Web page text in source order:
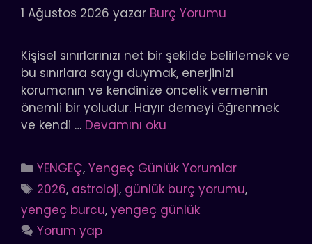
1 Ağustos 2026 yazar Burç Yorumu
Kişisel sınırlarınızı net bir şekilde belirlemek ve
bu sınırlara saygı duymak, enerjinizi
korumanın ve kendinize öncelik vermenin
önemli bir yoludur. Hayır demeyi öğrenmek
ve kendi … Devamını oku
Kategoriler
YENGEÇ,Yengeç Günlük Yorumlar
Etiketler
2026, astroloji, günlük burç yorumu,
yengeç burcu, yengeç günlük
Yorum yap